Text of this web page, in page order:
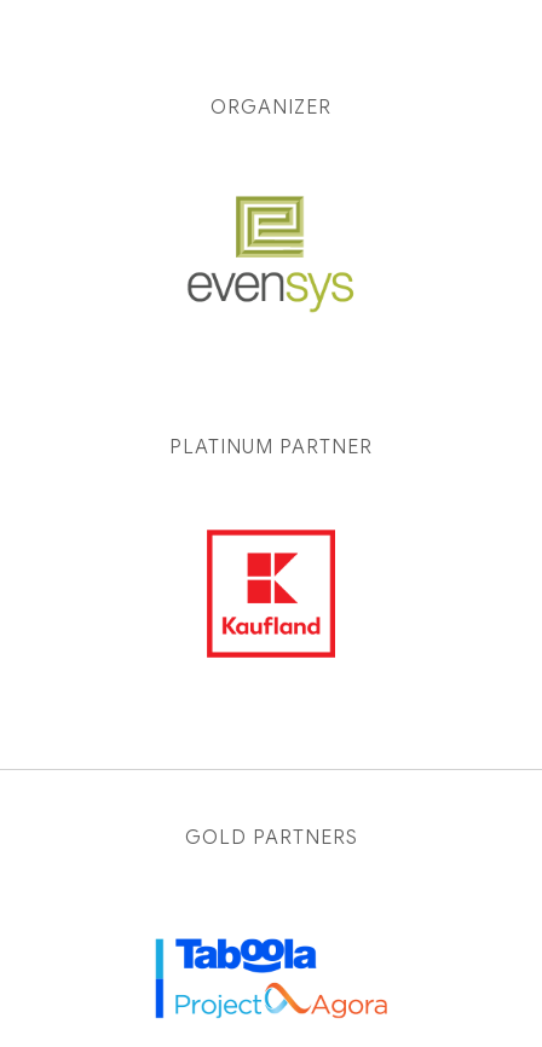
ORGANIZER
PLATINUM PARTNER
GOLD PARTNERS